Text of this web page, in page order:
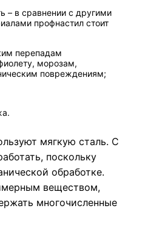
– в сравнении с другими
профнастил стоит
перепадам
морозам,
повреждениям;
мягкую сталь. С
поскольку
обработке.
веществом,
многочисленные